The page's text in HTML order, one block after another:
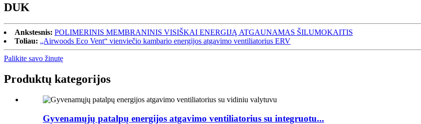
DUK
Ankstesnis: POLIMERINIS MEMBRANINIS VISIŠKAI ENERGIJĄ ATGAUNAMAS ŠILUMOKAITIS
Toliau: „Airwoods Eco Vent“ vienviečio kambario energijos atgavimo ventiliatorius ERV
Palikite savo žinutę
Produktų kategorijos
Gyvenamųjų patalpų energijos atgavimo ventiliatorius su integruotu...